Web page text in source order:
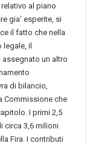
al piano
gia’ esperite, si
il fatto che nella
legale, il
assegnato un altro
di bilancio,
Commissione che
I primi 2,5
circa 3,6 milioni
Fira. I contributi